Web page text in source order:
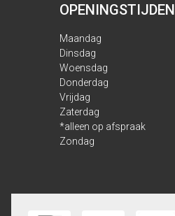
OPENINGSTIJDEN
Maandag
Dinsdag
Woensdag
Donderdag
Vrijdag
Zaterdag
*alleen op afspraak
Zondag